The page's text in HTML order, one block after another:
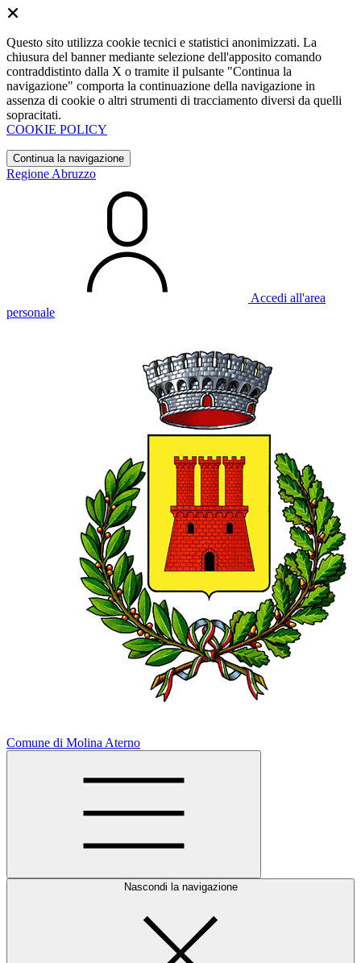
Questo sito utilizza cookie tecnici e statistici anonimizzati. La
chiusura del banner mediante selezione dell'apposito comando
contraddistinto dalla X o tramite il pulsante "Continua la
navigazione" comporta la continuazione della navigazione in
assenza di cookie o altri strumenti di tracciamento diversi da quelli
sopracitati.
COOKIE POLICY
Continua la navigazione
Regione Abruzzo
Accedi all'area
personale
Comune di Molina Aterno
Nascondi la navigazione